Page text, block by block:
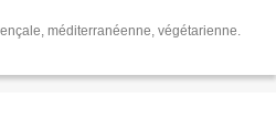
méditerranéenne, végétarienne.